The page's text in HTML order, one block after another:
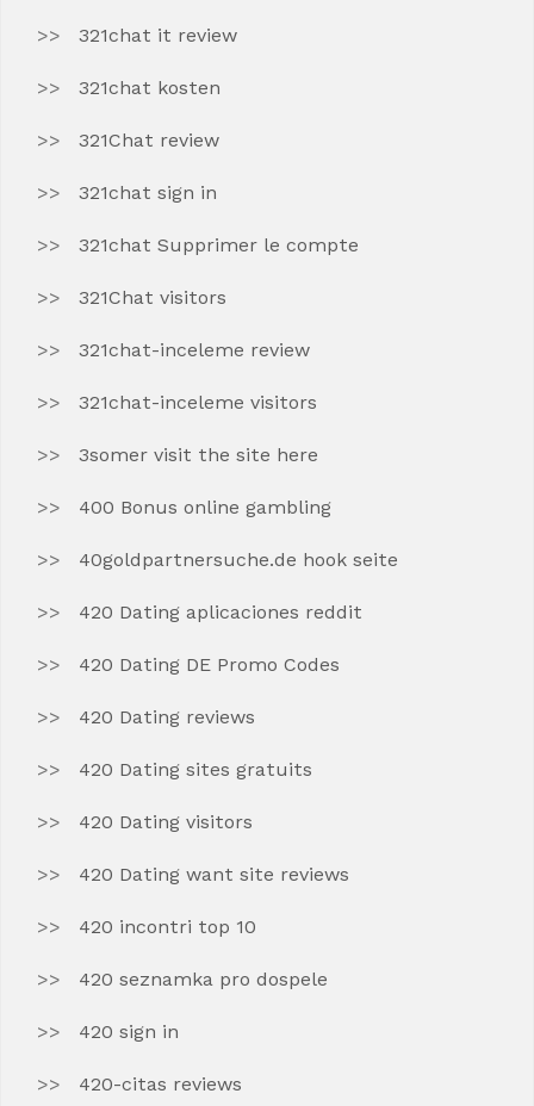
321chat it review
321chat kosten
321Chat review
321chat sign in
321chat Supprimer le compte
321Chat visitors
321chat-inceleme review
321chat-inceleme visitors
3somer visit the site here
400 Bonus online gambling
40goldpartnersuche.de hook seite
420 Dating aplicaciones reddit
420 Dating DE Promo Codes
420 Dating reviews
420 Dating sites gratuits
420 Dating visitors
420 Dating want site reviews
420 incontri top 10
420 seznamka pro dospele
420 sign in
420-citas reviews